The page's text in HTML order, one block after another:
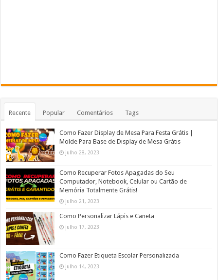
Recente Popular Comentários Tags
Como Fazer Display de Mesa Para Festa Grátis |
Molde Para Base de Display de Mesa Grátis
julho 28, 2023
Como Recuperar Fotos Apagadas do Seu
Computador, Notebook, Celular ou Cartão de
Memória Totalmente Grátis!
julho 21, 2023
Como Personalizar Lápis e Caneta
julho 17, 2023
Como Fazer Etiqueta Escolar Personalizada
julho 14, 2023